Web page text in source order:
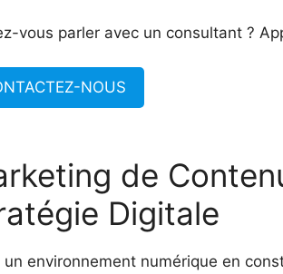
vous parler avec un consultant ?
NOUS
de
Digitale
un environnement numérique en